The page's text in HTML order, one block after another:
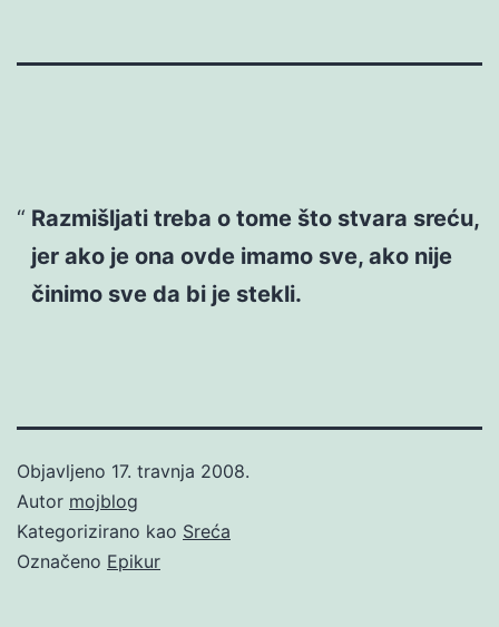
Razmišljati treba o tome što stvara sreću,
jer ako je ona ovde imamo sve, ako nije
činimo sve da bi je stekli.
Objavljeno 17. travnja 2008.
Autor mojblog
Kategorizirano kao Sreća
Označeno Epikur